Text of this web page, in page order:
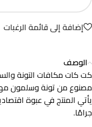
إضافة إلى قائمة الرغبات
الوصف
كت كات مكافات التونة
مصنوع من تونة وسلمون
جرامًا.